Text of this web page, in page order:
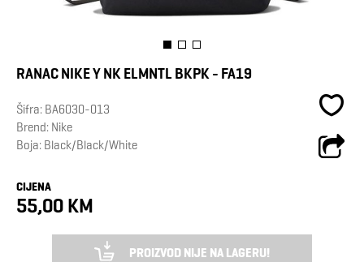
RANAC NIKE Y NK ELMNTL BKPK - FA19
Šifra: BA6030-013
Brend: Nike
Boja: Black/Black/White
CIJENA
55,00 KM
PROIZVOD NIJE NA LAGERU!